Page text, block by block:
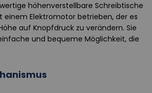
höhenverstellbare Schreibtische
Elektromotor betrieben, der es
auf Knopfdruck zu verändern. Sie
und bequeme Möglichkeit, die